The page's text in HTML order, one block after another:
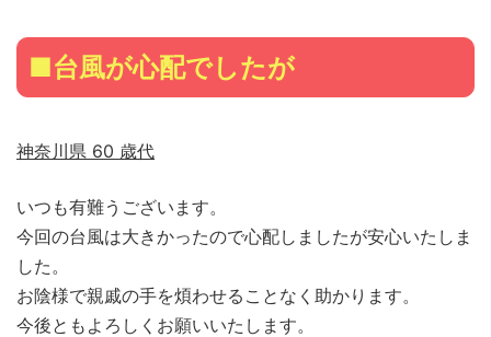
■台風が心配でしたが
神奈川県 60 歳代
いつも有難うございます。
今回の台風は大きかったので心配しましたが安心いたしま
した。
お陰様で親戚の手を煩わせることなく助かります。
今後ともよろしくお願いいたします。